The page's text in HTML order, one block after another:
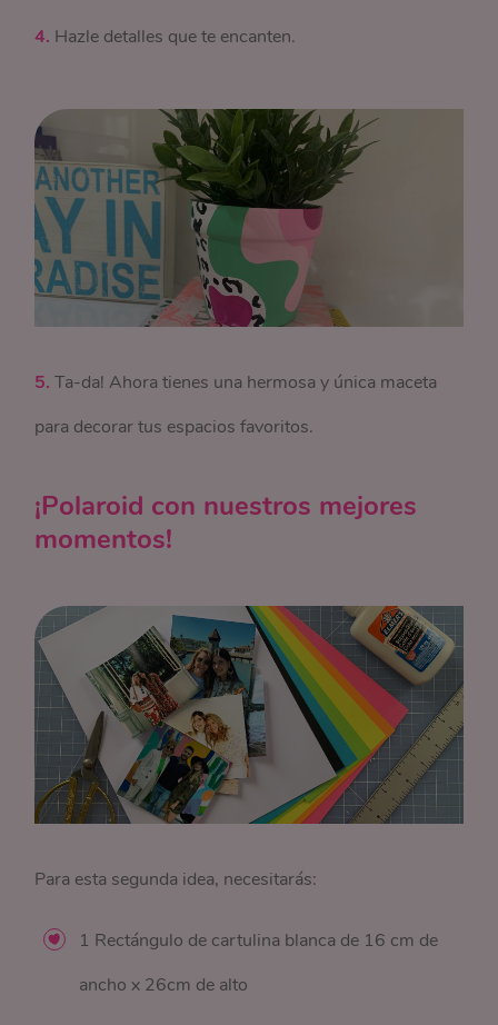
4. Hazle detalles que te encanten.
5.Ta-da! Ahora tienes una hermosa y única maceta
para decorar tus espacios favoritos.
¡Polaroid con nuestros mejores
momentos!
Para esta segunda idea, necesitarás:
1 Rectángulo de cartulina blanca de 16 cm de
ancho x 26cm de alto